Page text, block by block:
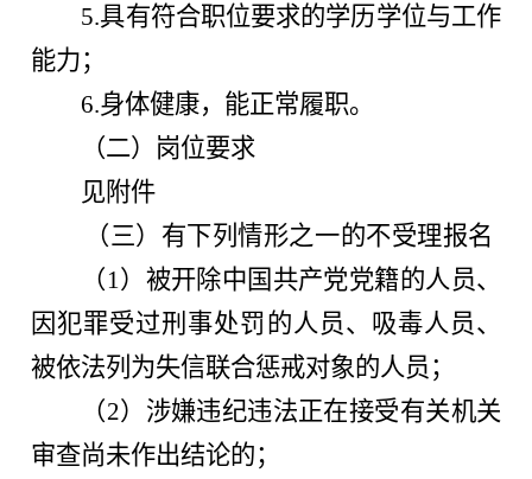
5.具有符合职位要求的学历学位与工作
能力；
6.身体健康，能正常履职。
（二）岗位要求
见附件
（三）有下列情形之一的不受理报名
（1）被开除中国共产党党籍的人员、
因犯罪受过刑事处罚的人员、吸毒人员、
被依法列为失信联合惩戒对象的人员；
（2）涉嫌违纪违法正在接受有关机关
审查尚未作出结论的；